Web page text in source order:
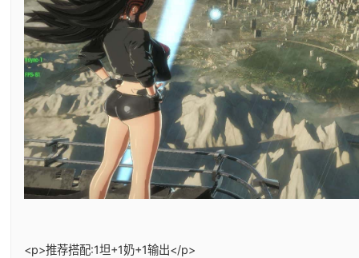
<p>推荐搭配:1坦+1奶+1输出</p>